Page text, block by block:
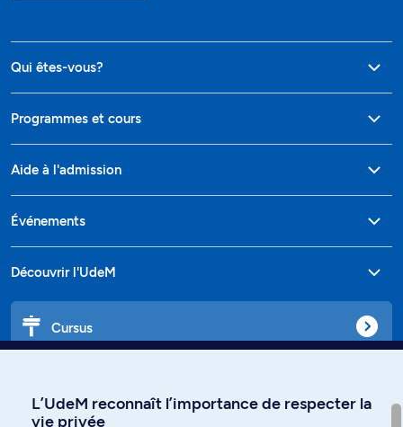
Qui êtes-vous?
Programmes et cours
Aide à l'admission
Événements
Découvrir l'UdeM
Cursus
L’UdeM reconnaît l’importance de respecter la
vie privée